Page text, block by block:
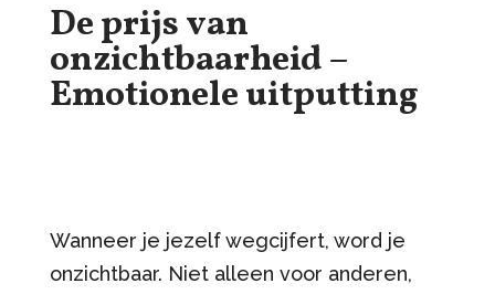
De prijs van
onzichtbaarheid –
Emotionele uitputting
Wanneer je jezelf wegcijfert, word je
onzichtbaar. Niet alleen voor anderen,